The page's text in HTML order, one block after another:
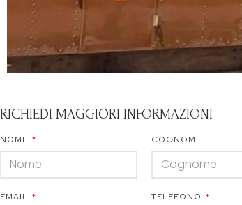
RICHIEDI MAGGIORI INFORMAZIONI
NOME COGNOME
EMAIL TELEFONO